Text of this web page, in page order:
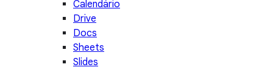
Calendário
Drive
Docs
Sheets
Slides